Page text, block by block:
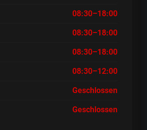
08:30–18:00
08:30–18:00
08:30–18:00
08:30–12:00
Geschlossen
Geschlossen